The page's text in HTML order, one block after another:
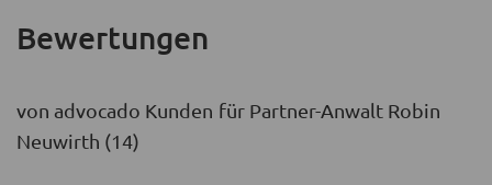
Bewertungen
von advocado Kunden für Partner-Anwalt Robin
Neuwirth (14)